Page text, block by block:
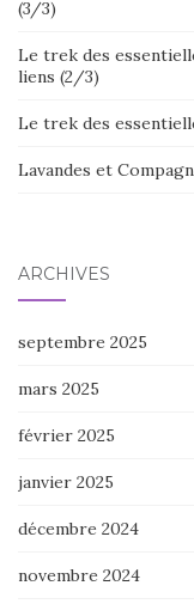
(3/3)
Le trek des
liens (2/3)
Le trek des
Lavandes et
ARCHIVES
septembre 2025
mars 2025
février 2025
janvier 2025
décembre 2024
novembre 2024